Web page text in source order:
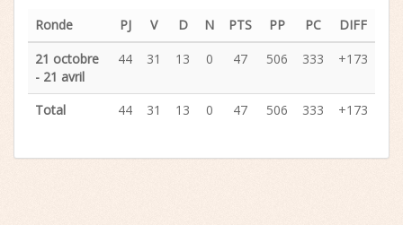
Ronde PJ V D N PTS PP PC
DIFF
21 octobre
- 21 avril
44 31 13 0 47 506 333 +173
Total 44 31 13 0 47 506 333 +173